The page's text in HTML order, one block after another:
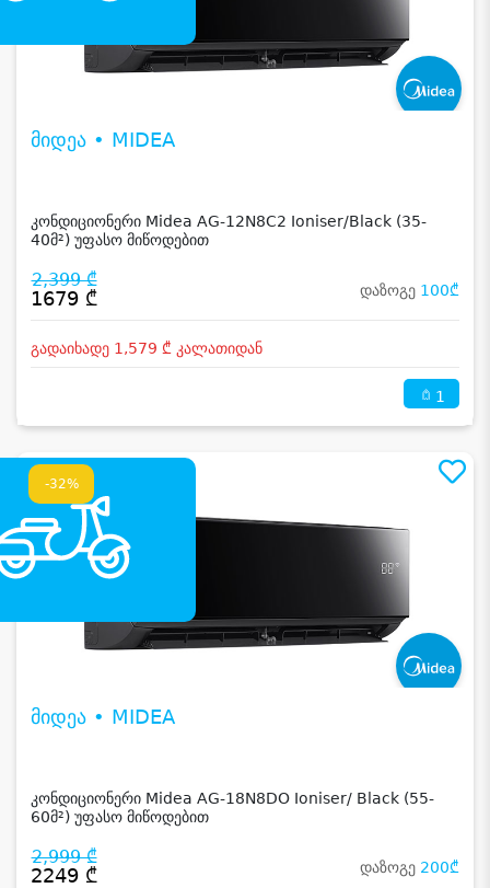
მიდეა • MIDEA
კონდიციონერი Midea AG-12N8C2 Ioniser/Black (35-
40მ²) უფასო მიწოდებით
2,399 ₾
1679 ₾ დაზოგე 100₾
გადაიხადე 1,579 ₾ კალათიდან
1
-32%
მიდეა • MIDEA
კონდიციონერი Midea AG-18N8DO Ioniser/ Black (55-
60მ²) უფასო მიწოდებით
2,999 ₾
2249 ₾ დაზოგე 200₾